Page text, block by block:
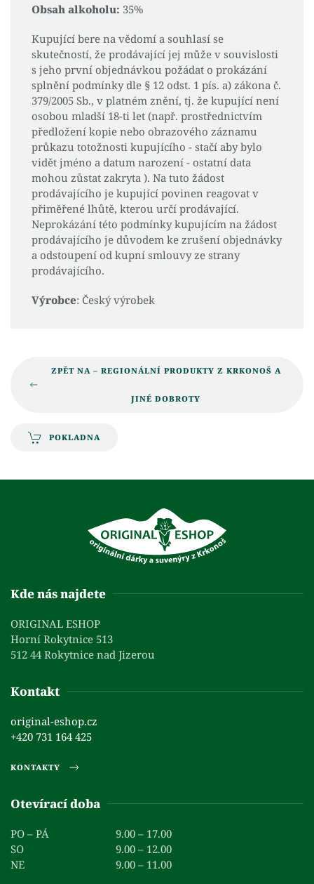
Obsah alkoholu: 35%
Kupující bere na vědomí a souhlasí se
skutečností, že prodávající jej může v souvislosti
s jeho první objednávkou požádat o prokázání
splnění podmínky dle § 12 odst. 1 pís. a) zákona č.
379/2005 Sb., v platném znění, tj. že kupující není
osobou mladší 18-ti let (např. prostřednictvím
předložení kopie nebo obrazového záznamu
průkazu totožnosti kupujícího - stačí aby bylo
vidět jméno a datum narození - ostatní data
mohou zůstat zakryta ). Na tuto žádost
prodávajícího je kupující povinen reagovat v
přiměřené lhůtě, kterou určí prodávající.
Neprokázání této podmínky kupujícím na žádost
prodávajícího je důvodem ke zrušení objednávky
a odstoupení od kupní smlouvy ze strany
prodávajícího.
Výrobce: Český výrobek
ZPĚT NA – REGIONÁLNÍ PRODUKTY Z KRKONOŠ A
JINÉ DOBROTY
POKLADNA
Kde nás najdete
ORIGINAL ESHOP
Horní Rokytnice 513
512 44 Rokytnice nad Jizerou
Kontakt
original-eshop.cz
+420 731 164 425
KONTAKTY
Otevírací doba
PO – PÁ
9.00 – 17.00
SO
9.00 – 12.00
NE
9.00 – 11.00